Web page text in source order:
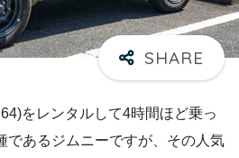
をレンタルして4時間ほど乗っ
であるジムニーですが、その人気